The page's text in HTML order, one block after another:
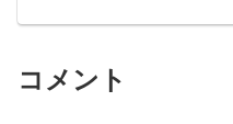
コメント